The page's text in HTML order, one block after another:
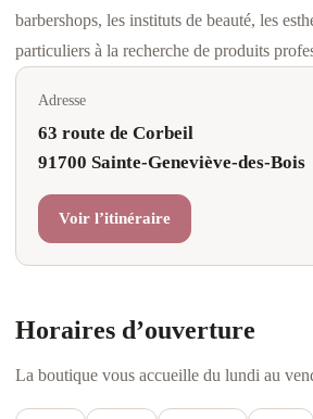
barbershops, les instituts de beauté, les
particuliers à la recherche de produits
Adresse
63 route de Corbeil
91700 Sainte-Geneviève-des-Bois
Voir l’itinéraire
Horaires d’ouverture
La boutique vous accueille du lundi au